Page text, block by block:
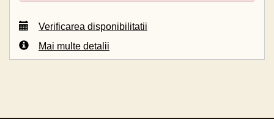
Verificarea disponibilitatii
Mai multe detalii